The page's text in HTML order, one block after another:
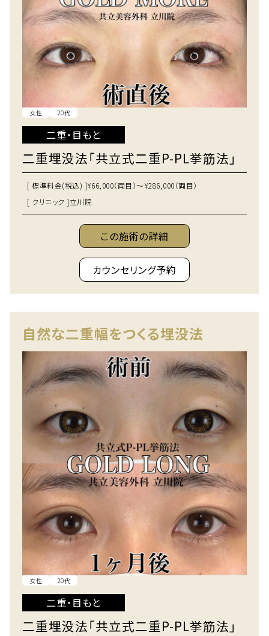
女性 20代
二重・目もと
二重埋没法「共立式二重P-PL挙筋法」
[ 標準料金(税込) ]¥66,000（両目）～¥286,000（両目）
[ クリニック ]立川院
この施術の詳細
カウンセリング予約
自然な二重幅をつくる埋没法
女性 20代
二重・目もと
二重埋没法「共立式二重P-PL挙筋法」